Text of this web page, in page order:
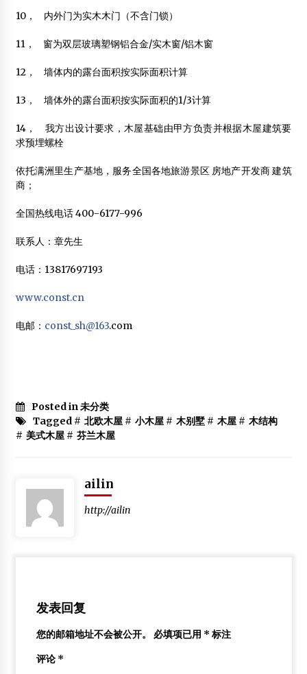
联众木业： 木结构潜在市场是中小城市
2012年2月6日
木屋别墅有哪些好处？
2015年6月7日
专家为木结构建筑产业开“药方”
2015年10月5日
10， 内外门为实木木门（不含门锁）
11， 窗为双层玻璃塑钢铝合金/实木窗/铝木窗
12， 墙体内的露台面积按实际面积计算
13， 墙体外的露台面积按实际面积的1/3计算
14， 我方出设计要求，木屋基础由甲方负责并根据木屋建筑要
求预埋螺栓
依托满洲里生产基地，服务全国各地旅游景区 房地产开发商 建筑
商；
全国热线电话 400-6177-996
联系人：章先生
电话：13817697193
www.const.cn
电邮： const_sh@163.com
Posted in 未分类
Tagged # 北欧木屋# 小木屋# 木别墅# 木屋# 木结构
# 美式木屋# 芬兰木屋
ailin
http://ailin
发表回复
您的邮箱地址不会被公开。 必填项已用 * 标注
评论 *